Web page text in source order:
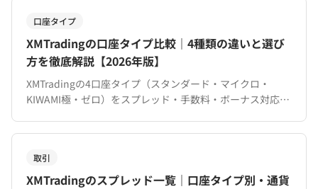
口座タイプ
XMTradingの口座タイプ比較｜4種類の違いと選び
方を徹底解説【2026年版】
XMTradingの4口座タイプ（スタンダード・マイクロ・
KIWAMI極・ゼロ）をスプレッド・手数料・ボーナス対応で
取引
XMTradingのスプレッド一覧｜口座タイプ別・通貨